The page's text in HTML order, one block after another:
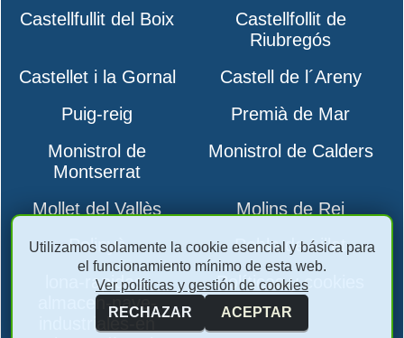
Castellfullit del Boix
Castellfollit de
Riubregós
Castellet i la Gornal
Castell de l´Areny
Puig-reig
Premià de Mar
Monistrol de
Montserrat
Monistrol de Calders
Mollet del Vallès
Molins de Rei
Polinyà
Pobla de Lillet
lona-rapidas-
almacen-nave-
industriales-en
Políticas y cookies
Utilizamos solamente la cookie esencial y básica para
el funcionamiento mínimo de esta web.
Ver políticas y gestión de cookies
RECHAZAR
ACEPTAR